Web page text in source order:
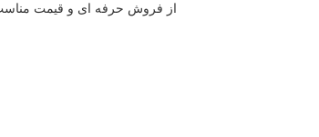
از فروش حرفه ای و قیمت مناسب